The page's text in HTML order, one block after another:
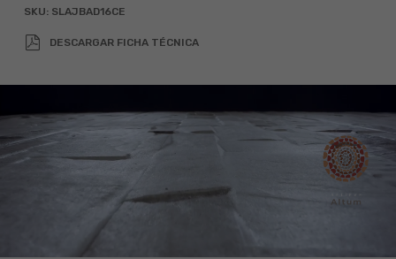
SKU: SLAJBAD16CE
DESCARGAR FICHA TÉCNICA